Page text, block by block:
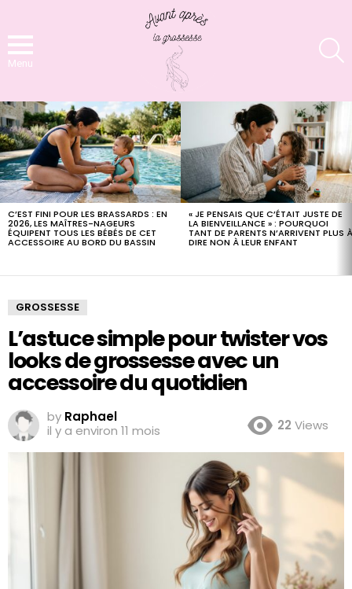
Menu
LATEST
STORIES
C’EST FINI POUR LES BRASSARDS : EN
2026, LES MAÎTRES-NAGEURS
ÉQUIPENT TOUS LES BÉBÉS DE CET
ACCESSOIRE AU BORD DU BASSIN
« JE PENSAIS QUE C’ÉTAIT JUSTE DE
LA BIENVEILLANCE » : POURQUOI
TANT DE PARENTS N’ARRIVENT PLUS
DIRE NON À LEUR ENFANT
GROSSESSE
L’astuce simple pour twister vos
looks de grossesse avec un
accessoire du quotidien
by Raphael
il y a environ 11 mois
22 Views